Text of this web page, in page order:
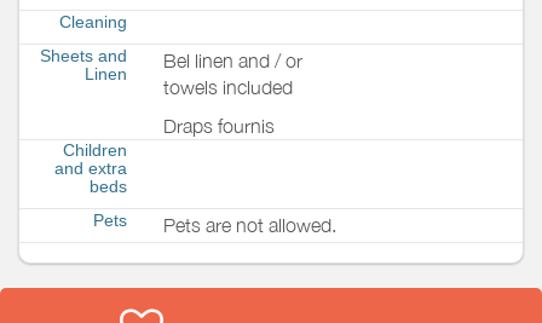
Cleaning
Sheets and
Linen
Bel linen and / or
towels included
Draps fournis
Children
and extra
beds
Pets
Pets are not allowed.